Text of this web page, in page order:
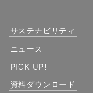
サステナビリティ
ニュース
PICK UP!
資料ダウンロード